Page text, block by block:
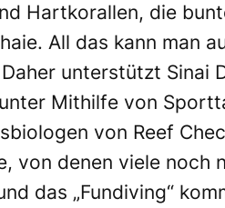
Hartkorallen, die
All das kann man
unterstützt Sinai
Mithilfe von
von Reef
von denen viele
das „Fundiving“